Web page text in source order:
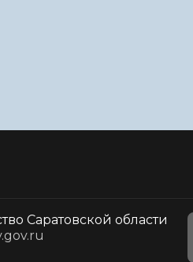
Саратовской области